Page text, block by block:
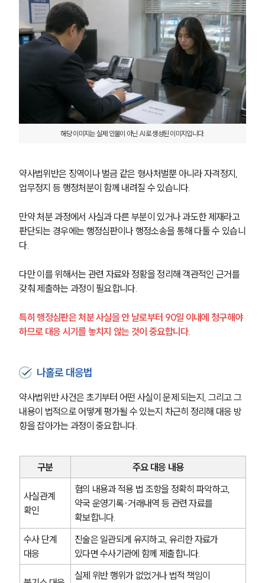
법률정보
법률지식인
업무분야
의료·바이오·헬스케어그룹 업무
전체
의료전문변호사
소식/자료
언론보도
법률서식
뉴스레터/브로슈어
세미나
대륜법률상담예약
해당 이미지는 실제 인물이 아닌 AI로 생성된 이미지입니다.
약사법위반은 징역이나 벌금 같은 형사처벌뿐 아니라 자격정지,
업무정지 등 행정처분이 함께 내려질 수 있습니다.
만약 처분 과정에서 사실과 다른 부분이 있거나 과도한 제재라고
판단되는 경우에는 행정심판이나 행정소송을 통해 다툴 수 있습니
다.
다만 이를 위해서는 관련 자료와 정황을 정리해 객관적인 근거를
갖춰 제출하는 과정이 필요합니다.
특히 행정심판은 처분 사실을 안 날로부터 90일 이내에 청구해야
하므로 대응 시기를 놓치지 않는 것이 중요합니다.
나홀로 대응법
약사법위반 사건은 초기부터 어떤 사실이 문제 되는지, 그리고 그
내용이 법적으로 어떻게 평가될 수 있는지 차근히 정리해 대응 방
향을 잡아가는 과정이 중요합니다.
구분 주요 대응 내용
사실관계
확인
혐의 내용과 적용 법 조항을 정확히 파악하고,
약국 운영기록·거래내역 등 관련 자료를
확보합니다.
수사 단계
대응
진술은 일관되게 유지하고, 유리한 자료가
있다면 수사기관에 함께 제출합니다.
실제 위반 행위가 없었거나 법적 책임이